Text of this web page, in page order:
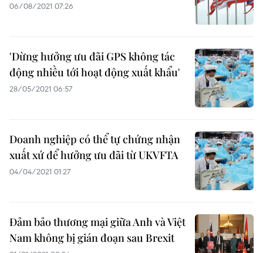
06/08/2021 07:26
'Dừng hưởng ưu đãi GPS không tác
động nhiều tới hoạt động xuất khẩu'
28/05/2021 06:57
Doanh nghiệp có thể tự chứng nhận
xuất xứ để hưởng ưu đãi từ UKVFTA
04/04/2021 01:27
Đảm bảo thương mại giữa Anh và Việt
Nam không bị gián đoạn sau Brexit